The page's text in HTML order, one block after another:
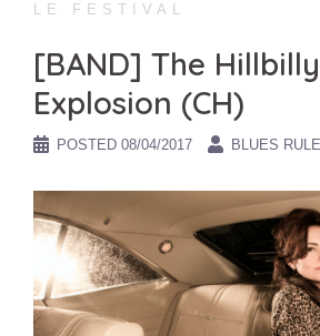
LE FESTIVAL
[BAND] The
Explosion (CH)
POSTED 08/04/2017 BLUES